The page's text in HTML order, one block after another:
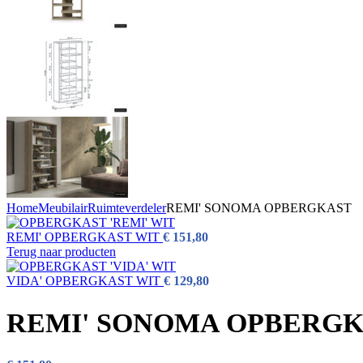
HomeMeubilairRuimteverdelerREMI' SONOMA OPBERGKAST
REMI' OPBERGKAST WIT € 151,80
Terug naar producten
VIDA' OPBERGKAST WIT € 129,80
REMI' SONOMA